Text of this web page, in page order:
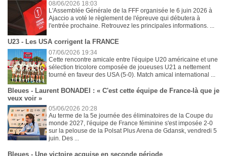
08/06/2026 18:03
L'Assemblée Générale de la FFF organisée le 6 juin 2026 à
Ajaccio a voté le règlement de l'épreuve qui débutera à
l'entrée prochaine. Retrouvez les principales informations. ...
U23 - Les USA corrigent la FRANCE
07/06/2026 19:34
Cette rencontre amicale entre l'équipe U20 américaine et une
sélection tricolore composée de joueuses U21 a nettement
tourné en faveur des USA (5-0). Match amical international ...
Bleues - Laurent BONADEI : « C'est cette équipe de France-là que je
veux voir »
05/06/2026 20:28
Au terme de la 5e journée des éliminatoires de la Coupe du
monde 2027, l'équipe de France féminine s'est imposée 2-0
sur la pelouse de la Polsat Plus Arena de Gdansk, vendredi 5
juin. Des ...
Bleues - Une victoire acquise en seconde période